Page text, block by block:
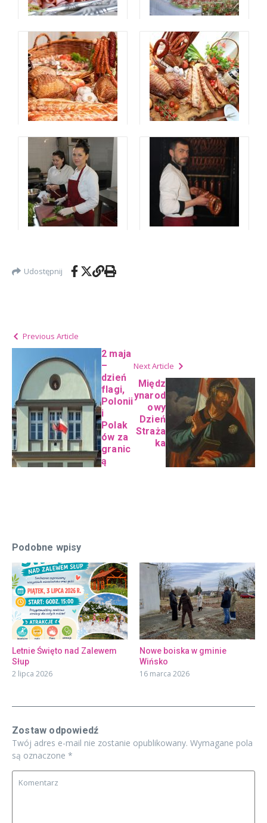
Udostępnij
Previous Article
2 maja
–
dzień
flagi,
Polonii
i
Polak
ów za
granic
ą
Next Article
Międz
ynarod
owy
Dzień
Straża
ka
Podobne wpisy
Letnie Święto nad Zalewem
Słup
2 lipca 2026
Nowe boiska w gminie
Wińsko
16 marca 2026
Zostaw odpowiedź
Twój adres e-mail nie zostanie opublikowany. Wymagane pola
są oznaczone *